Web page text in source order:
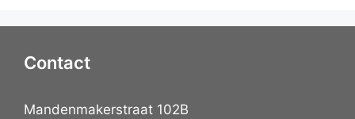
Contact
Mandenmakerstraat 102B